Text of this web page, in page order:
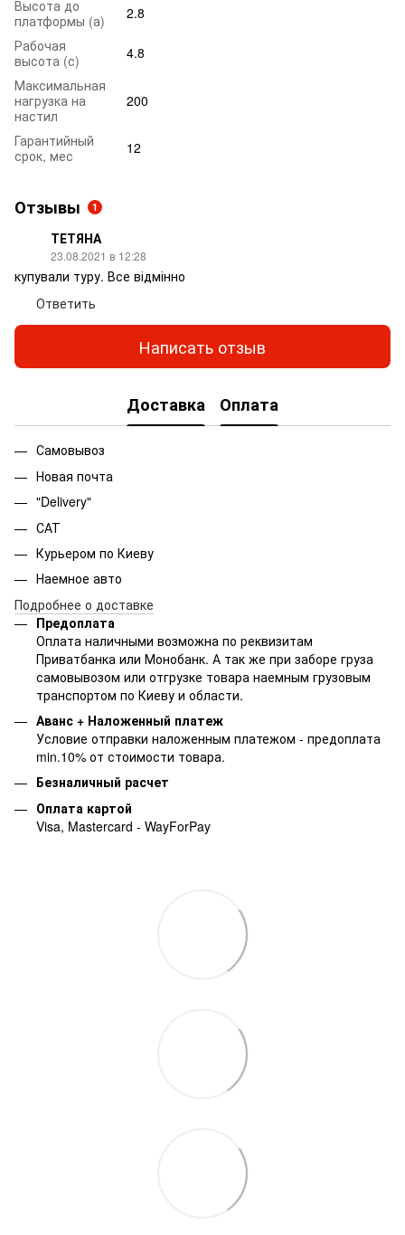
Высота до
платформы (а)
2.8
Рабочая
высота (с)
4.8
Максимальная
нагрузка на
настил
200
Гарантийный
срок, мес
12
Отзывы 1
ТЕТЯНА
23.08.2021 в 12:28
купували туру. Все відмінно
Ответить
Написать отзыв
Доставка Оплата
Самовывоз
Новая почта
"Delivery"
САТ
Курьером по Киеву
Наемное авто
Подробнее о доставке
Предоплата
Оплата наличными возможна по реквизитам
Приватбанка или Монобанк. А так же при заборе груза
самовывозом или отгрузке товара наемным грузовым
транспортом по Киеву и области.
Аванс + Наложенный платеж
Условие отправки наложенным платежом - предоплата
min.10% от стоимости товара.
Безналичный расчет
Оплата картой
Visa, Mastercard - WayForPay